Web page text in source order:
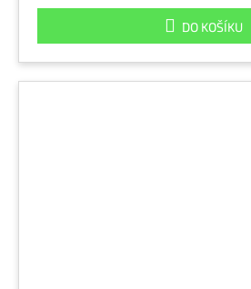
DO KOŠÍKU